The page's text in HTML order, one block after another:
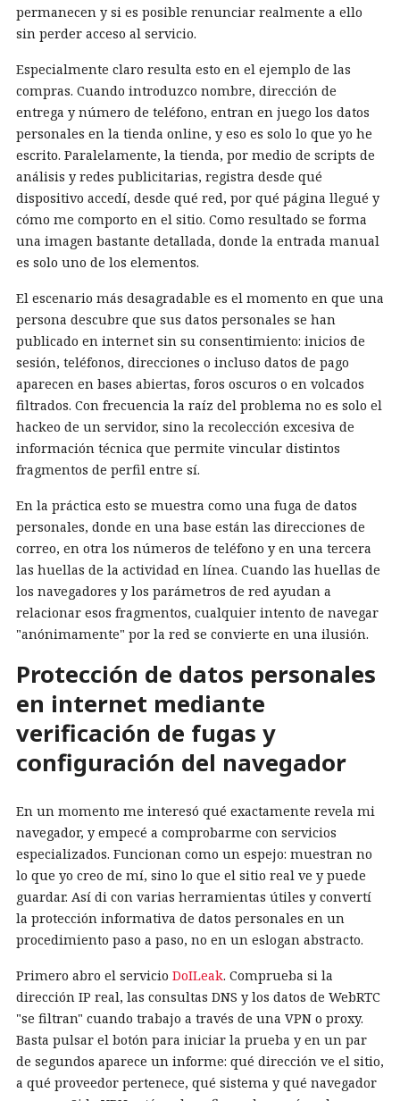
permanecen y si es posible renunciar realmente a ello
sin perder acceso al servicio.
Especialmente claro resulta esto en el ejemplo de las
compras. Cuando introduzco nombre, dirección de
entrega y número de teléfono, entran en juego los datos
personales en la tienda online, y eso es solo lo que yo he
escrito. Paralelamente, la tienda, por medio de scripts de
análisis y redes publicitarias, registra desde qué
dispositivo accedí, desde qué red, por qué página llegué y
cómo me comporto en el sitio. Como resultado se forma
una imagen bastante detallada, donde la entrada manual
es solo uno de los elementos.
El escenario más desagradable es el momento en que una
persona descubre que sus datos personales se han
publicado en internet sin su consentimiento: inicios de
sesión, teléfonos, direcciones o incluso datos de pago
aparecen en bases abiertas, foros oscuros o en volcados
filtrados. Con frecuencia la raíz del problema no es solo el
hackeo de un servidor, sino la recolección excesiva de
información técnica que permite vincular distintos
fragmentos de perfil entre sí.
En la práctica esto se muestra como una fuga de datos
personales, donde en una base están las direcciones de
correo, en otra los números de teléfono y en una tercera
las huellas de la actividad en línea. Cuando las huellas de
los navegadores y los parámetros de red ayudan a
relacionar esos fragmentos, cualquier intento de navegar
"anónimamente" por la red se convierte en una ilusión.
Protección de datos personales
en internet mediante
verificación de fugas y
configuración del navegador
En un momento me interesó qué exactamente revela mi
navegador, y empecé a comprobarme con servicios
especializados. Funcionan como un espejo: muestran no
lo que yo creo de mí, sino lo que el sitio real ve y puede
guardar. Así di con varias herramientas útiles y convertí
la protección informativa de datos personales en un
procedimiento paso a paso, no en un eslogan abstracto.
Primero abro el servicio DoILeak. Comprueba si la
dirección IP real, las consultas DNS y los datos de WebRTC
"se filtran" cuando trabajo a través de una VPN o proxy.
Basta pulsar el botón para iniciar la prueba y en un par
de segundos aparece un informe: qué dirección ve el sitio,
a qué proveedor pertenece, qué sistema y qué navegador